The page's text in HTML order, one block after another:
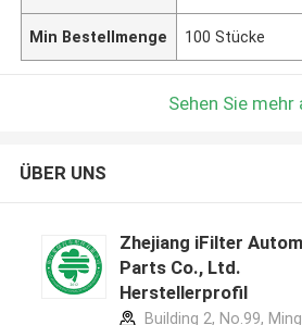
Min Bestellmenge 100 Stücke
Sehen Sie mehr
ÜBER UNS
Zhejiang iFilter
Parts Co., Ltd.
Herstellerprofil
Building 2, No.99,